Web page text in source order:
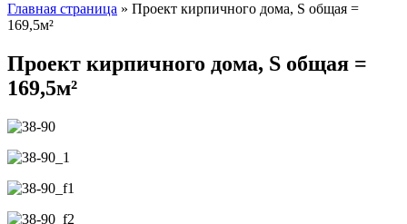
Главная страница » Проект кирпичного дома, S общая =
169,5м²
Проект кирпичного дома, S общая =
169,5м²